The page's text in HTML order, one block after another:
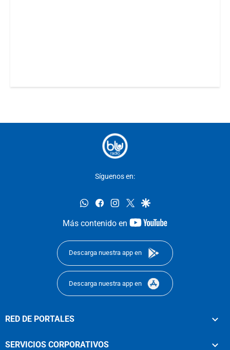
Síguenos en:
whatsappfacebookinstagram
twittergoogle
Más contenido en
youtube-
Descarga nuestra app en
Descarga nuestra app en
RED DE PORTALES
SERVICIOS CORPORATIVOS